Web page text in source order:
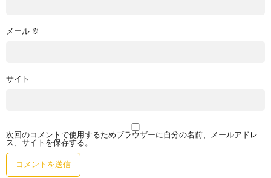
メール ※
サイト
次回のコメントで使用するためブラウザーに自分の名前、メールアドレ
ス、サイトを保存する。